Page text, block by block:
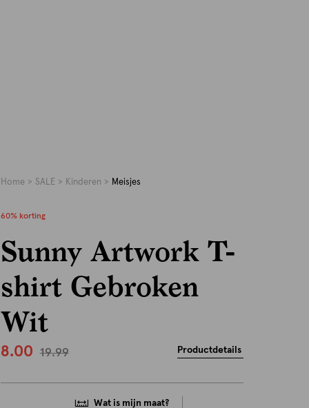
Home SALE Kinderen Meisjes
60% korting
Sunny Artwork T-
shirt Gebroken
Wit
8.00 19.99 Productdetails
Wat is mijn maat?